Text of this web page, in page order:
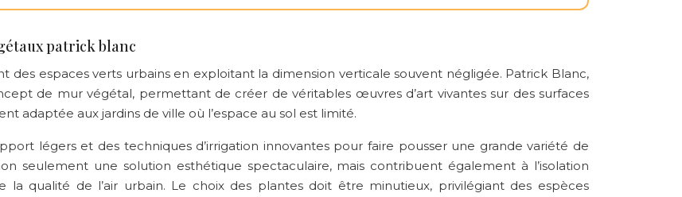
patrick blanc
des espaces verts urbains en exploitant la dimension verticale souvent négligée. Patrick Blanc,
de mur végétal, permettant de créer de véritables œuvres d’art vivantes sur des surfaces
adaptée aux jardins de ville où l’espace au sol est limité.
légers et des techniques d’irrigation innovantes pour faire pousser une grande variété de
seulement une solution esthétique spectaculaire, mais contribuent également à l’isolation
la qualité de l’air urbain. Le choix des plantes doit être minutieux, privilégiant des espèces